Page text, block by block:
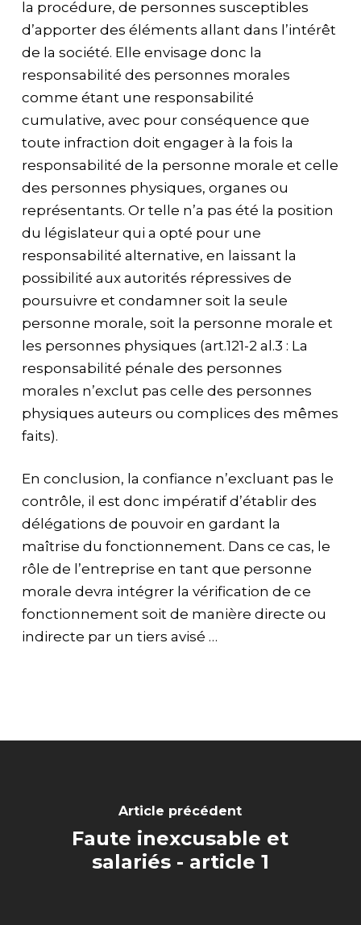
la procédure, de personnes susceptibles
d’apporter des éléments allant dans l’intérêt
de la société. Elle envisage donc la
responsabilité des personnes morales
comme étant une responsabilité
cumulative, avec pour conséquence que
toute infraction doit engager à la fois la
responsabilité de la personne morale et celle
des personnes physiques, organes ou
représentants. Or telle n’a pas été la position
du législateur qui a opté pour une
responsabilité alternative, en laissant la
possibilité aux autorités répressives de
poursuivre et condamner soit la seule
personne morale, soit la personne morale et
les personnes physiques (art.121-2 al.3 : La
responsabilité pénale des personnes
morales n’exclut pas celle des personnes
physiques auteurs ou complices des mêmes
faits).
En conclusion, la confiance n’excluant pas le
contrôle, il est donc impératif d’établir des
délégations de pouvoir en gardant la
maîtrise du fonctionnement. Dans ce cas, le
rôle de l’entreprise en tant que personne
morale devra intégrer la vérification de ce
fonctionnement soit de manière directe ou
indirecte par un tiers avisé …
Article précédent
Faute inexcusable et
salariés - article 1